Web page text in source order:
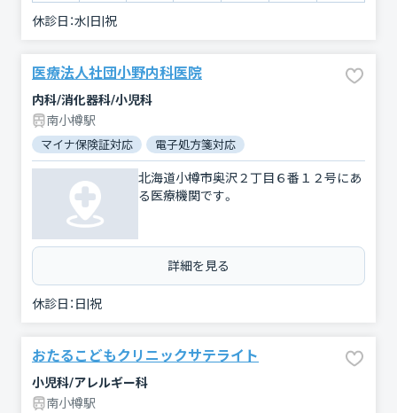
休診日：水|日|祝
医療法人社団小野内科医院
内科/消化器科/小児科
南小樽駅
マイナ保険証対応 電子処方箋対応
北海道小樽市奥沢２丁目６番１２号にあ
る医療機関です。
詳細を見る
休診日： 日|祝
おたるこどもクリニックサテライト
小児科/アレルギー科
南小樽駅